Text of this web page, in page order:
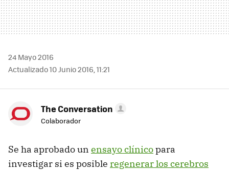
24 Mayo 2016
Actualizado 10 Junio 2016, 11:21
The Conversation
Colaborador
Se ha aprobado un ensayo clínicopara
investigar si es posible regenerar los cerebros